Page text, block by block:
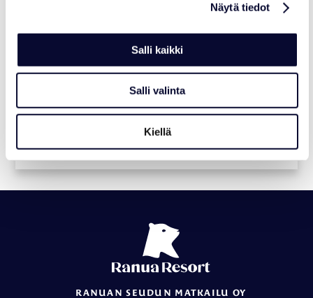
Näytä tiedot
Salli kaikki
Salli valinta
Kiellä
Courtyard Kiosk Closed Temporarily
Read more
RANUAN SEUDUN MATKAILU OY